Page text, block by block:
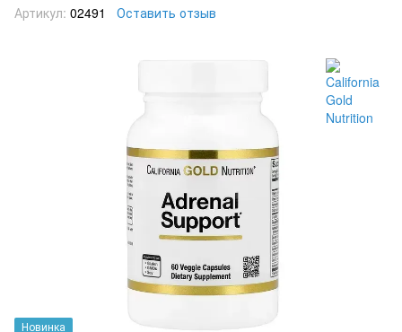
Артикул: 02491 Оставить отзыв
Новинка